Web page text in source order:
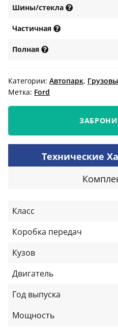
Шины/стекла
Частичная
Полная
Категории: Автопарк,
Метка: Ford
Технические
Класс
Коробка передач
Кузов
Двигатель
Год выпуска
Мощность